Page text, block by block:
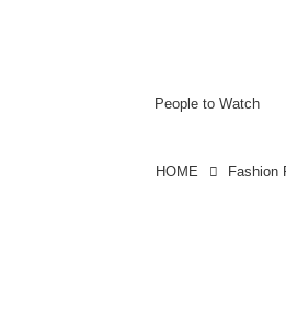
People to Watch
HOME Fashion